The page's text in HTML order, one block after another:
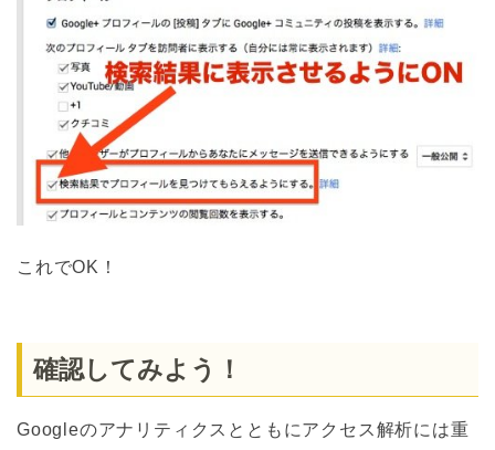
これでOK！
確認してみよう！
Googleのアナリティクスとともにアクセス解析には重